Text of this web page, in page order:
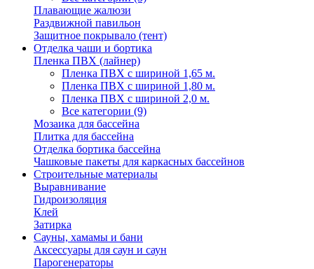
Плавающие жалюзи
Раздвижной павильон
Защитное покрывало (тент)
Отделка чаши и бортика
Пленка ПВХ (лайнер)
Пленка ПВХ с шириной 1,65 м.
Пленка ПВХ с шириной 1,80 м.
Пленка ПВХ с шириной 2,0 м.
Все категории (9)
Мозаика для бассейна
Плитка для бассейна
Отделка бортика бассейна
Чашковые пакеты для каркасных бассейнов
Строительные материалы
Выравнивание
Гидроизоляция
Клей
Затирка
Сауны, хамамы и бани
Аксессуары для саун и саун
Парогенераторы